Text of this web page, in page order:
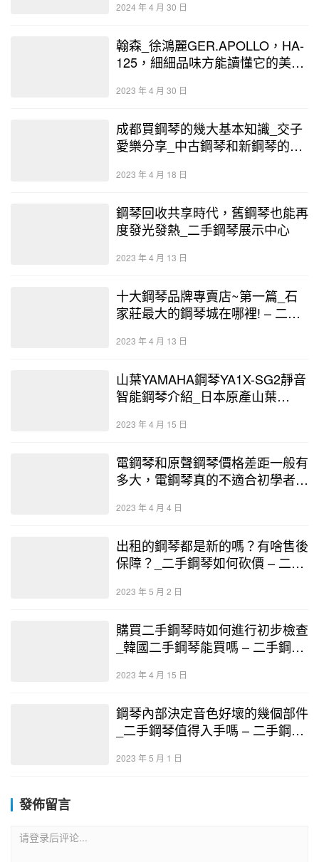
2024 年 4 月 30 日
翰森_徐鴻麗GER.APOLLO，HA-
125，細細品味方能讀懂它的美_
展示中心
2023 年 4 月 30 日
成都買鋼琴的幾大基本知識_交子
愛樂分享_中古鋼琴和新鋼琴的區
2023 年 4 月 18 日
鋼琴回收共享時代，舊鋼琴也能再
度發光發熱_二手鋼琴展示中心
2023 年 4 月 13 日
十大鋼琴品牌專賣店~第一篇_石
家莊最大的鋼琴城在哪裡! – 二手
2023 年 4 月 13 日
山葉YAMAHA鋼琴YA1X-SG2靜音
智能鋼琴介紹_日本原產山葉
手鋼琴展示中心
2023 年 4 月 15 日
電鋼琴和原聲鋼琴價格差距一般有
多大，電鋼琴真的不適合初學者？
2023 年 4 月 4 日
出租的鋼琴都是新的嗎？有啥售後
保障？_二手鋼琴如何砍價 – 二手
2023 年 5 月 2 日
購買二手鋼琴時如何進行初步檢查
_韓國二手鋼琴能買嗎 – 二手鋼琴
2023 年 4 月 15 日
鋼琴內部決定音色好壞的幾個部件
_二手鋼琴值得入手嗎 – 二手鋼琴
2023 年 5 月 1 日
發佈留言
请登录后评论...